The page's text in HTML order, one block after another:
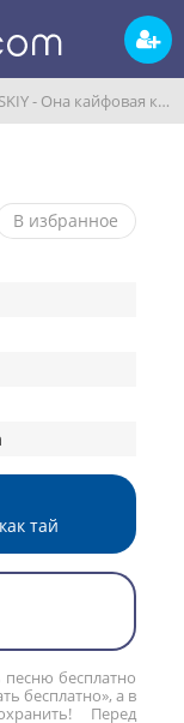
- Она кайфовая как тай
В избранное
тай
песню бесплатно
бесплатно», а в
Перед